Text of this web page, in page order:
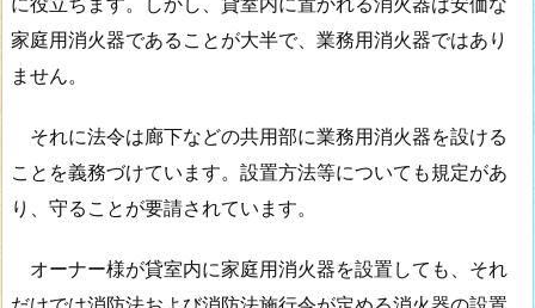
家庭用消火器であることが大半で、業務用消火器ではあり
ません。
それに法令は廊下などの共用部に業務用消火器を設ける
ことを義務づけています。設置方法等についても規定があ
り、守ることが要請されています。
オーナー様が貸室内に家庭用消火器を設置しても、それ